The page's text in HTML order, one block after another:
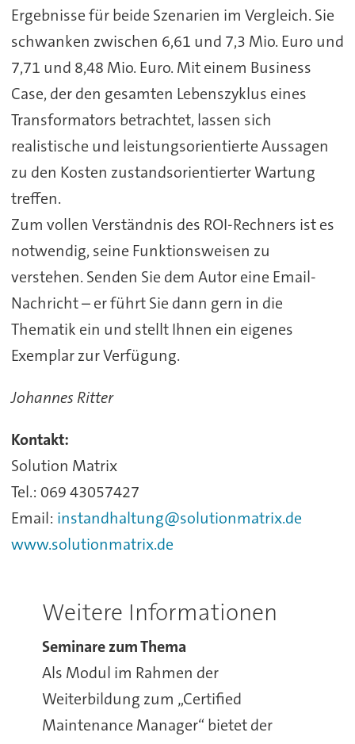
Ergebnisse für beide Szenarien im Vergleich. Sie
schwanken zwischen 6,61 und 7,3 Mio. Euro und
7,71 und 8,48 Mio. Euro. Mit einem Business
Case, der den gesamten Lebenszyklus eines
Transformators betrachtet, lassen sich
realistische und leistungsorientierte Aussagen
zu den Kosten zustandsorientierter Wartung
treffen.
Zum vollen Verständnis des ROI-Rechners ist es
notwendig, seine Funktionsweisen zu
verstehen. Senden Sie dem Autor eine Email-
Nachricht – er führt Sie dann gern in die
Thematik ein und stellt Ihnen ein eigenes
Exemplar zur Verfügung.
Johannes Ritter
Kontakt:
Solution Matrix
Tel.: 069 43057427
Email: instandhaltung@solutionmatrix.de
www.solutionmatrix.de
Weitere Informationen
Seminare zum Thema
Als Modul im Rahmen der
Weiterbildung zum „Certified
Maintenance Manager“ bietet der